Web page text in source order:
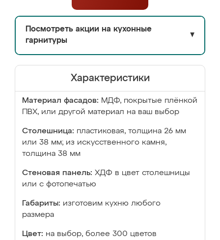
Посмотреть акции на кухонные
гарнитуры
▼
Характеристики
Материал фасадов: МДФ, покрытые плёнкой
ПВХ, или другой материал на ваш выбор
Столешница: пластиковая, толщина 26 мм
или 38 мм; из искусственного камня,
толщина 38 мм
Стеновая панель: ХДФ в цвет столешницы
или с фотопечатью
Габариты: изготовим кухню любого
размера
Цвет: на выбор, более 300 цветов